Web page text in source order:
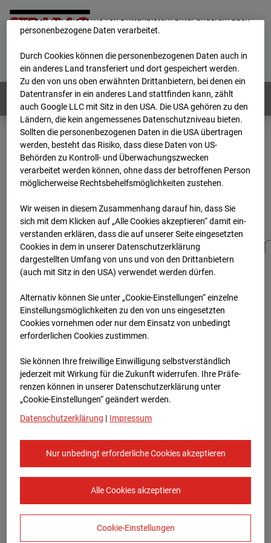
Deutsch / English
Webcams: Alle Länder
Home
Deutschland
BC-173 - BV-Gefahrenabwehrzentrum Oberursel
Archiv
2026 07 08 06:45
BC-173 - BV-
Oberursel
Lahnstraße, 61440 Oberursel
Zur Übersicht
Europe/Berlin
werden von uns sowie von Drittanbietern unter anderem auch
personenbezogene Daten verarbeitet.
Durch Cookies können die personenbezogenen Daten auch in
ein anderes Land transferiert und dort gespeichert werden.
Zu den von uns oben erwähnten Drittanbietern, bei denen ein
Datentransfer in ein anderes Land stattfinden kann, zählt
auch Google LLC mit Sitz in den USA. Die USA gehören zu den
Ländern, die kein angemessenes Datenschutzniveau bieten.
Sollten die personenbezogenen Daten in die USA übertragen
werden, besteht das Risiko, dass diese Daten von US-
Behörden zu Kontroll- und Überwachungszwecken
verarbeitet werden können, ohne dass der betroffenen Person
möglicherweise Rechtsbehelfsmöglichkeiten zustehen.
Wir weisen in diesem Zusammenhang darauf hin, dass Sie
sich mit dem Klicken auf „Alle Cookies akzeptieren“ damit ein­
ver­standen erklären, dass die auf unserer Seite eingesetzten
Cookies in dem in unserer Datenschutzerklärung
dargestellten Umfang von uns und von den Drittanbietern
(auch mit Sitz in den USA) verwendet werden dürfen.
Alternativ können Sie unter „Cookie-Einstellungen“ einzelne
Einstellungsmöglichkeiten zu den von uns eingesetzten
Cookies vornehmen oder nur dem Einsatz von unbedingt
erforderlichen Cookies zustimmen.
Sie können Ihre freiwillige Einwilligung selbstverständlich
jederzeit mit Wirkung für die Zukunft widerrufen. Ihre Prä­fe­
renzen können in unserer Datenschutzerklärung unter
„Cookie-Einstellungen“ geändert werden.
Datenschutzerklärung | Impressum
Nur unbedingt erforderliche Cookies akzeptieren
Alle Cookies akzeptieren
Cookie-Einstellungen